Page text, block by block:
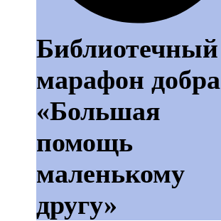
Библиотечный
марафон добра
«Большая
помощь
маленькому
другу»